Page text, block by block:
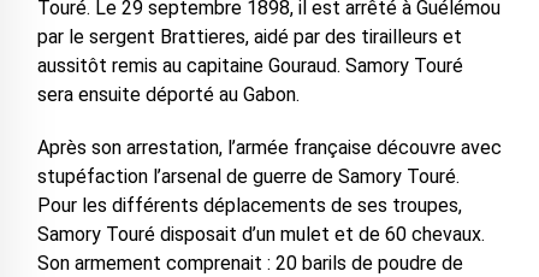
Touré. Le 29 septembre 1898, il est arrêté à Guélémou
par le sergent Brattieres, aidé par des tirailleurs et
aussitôt remis au capitaine Gouraud. Samory Touré
sera ensuite déporté au Gabon.
Après son arrestation, l’armée française découvre avec
stupéfaction l’arsenal de guerre de Samory Touré.
Pour les différents déplacements de ses troupes,
Samory Touré disposait d’un mulet et de 60 chevaux.
Son armement comprenait : 20 barils de poudre de